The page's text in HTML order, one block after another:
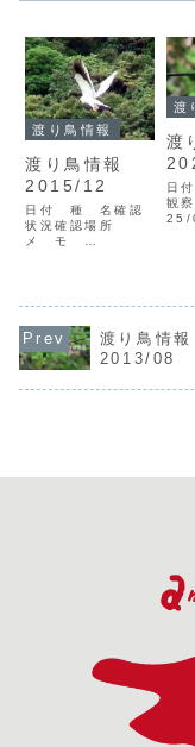
渡り鳥情報
渡り鳥情報
2015/12
日付 種 名確認
状況確認場所
メ モ
グロトビV1奄美市
名瀬大川河口高▲
カタグロトビ（写
渡
渡
日
観
25/
渡り鳥情
2013/08